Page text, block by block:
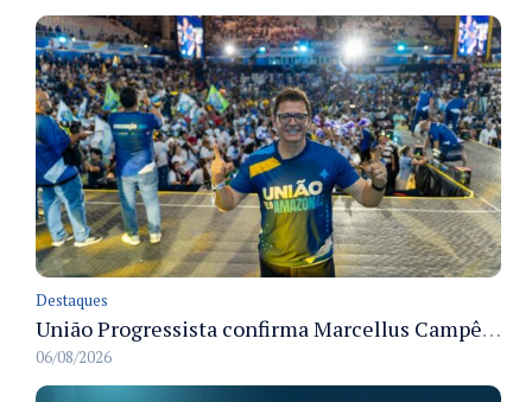
Destaques
União Progressista confirma Marcellus Campêlo como candidato a deputado estadual
06/08/2026